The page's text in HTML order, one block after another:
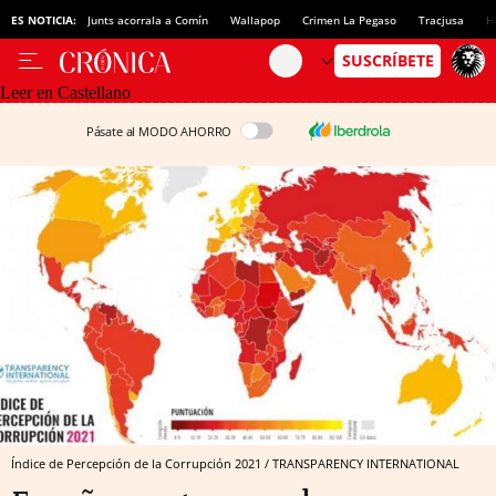
ES NOTICIA: Junts acorrala a Comín Wallapop Crimen La Pegaso Tracjusa
Leer en Castellano
Pásate al MODO AHORRO
Índice de Percepción de la Corrupción 2021 / TRANSPARENCY INTERNATIONAL